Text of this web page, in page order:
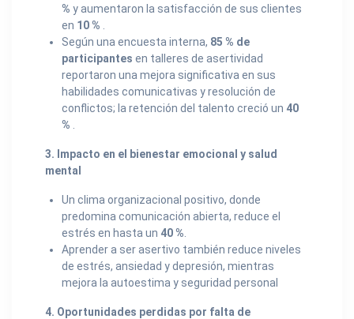
% y aumentaron la satisfacción de sus clientes
en 10 %
Según una encuesta interna, 85 % de
participantes en talleres de asertividad
reportaron una mejora significativa en sus
habilidades comunicativas y resolución de
conflictos; la retención del talento creció un 40
%
3. Impacto en el bienestar emocional y salud
mental
Un clima organizacional positivo, donde
predomina comunicación abierta, reduce el
estrés en hasta un 40 %
Aprender a ser asertivo también reduce niveles
de estrés, ansiedad y depresión, mientras
mejora la autoestima y seguridad personal
4. Oportunidades perdidas por falta de